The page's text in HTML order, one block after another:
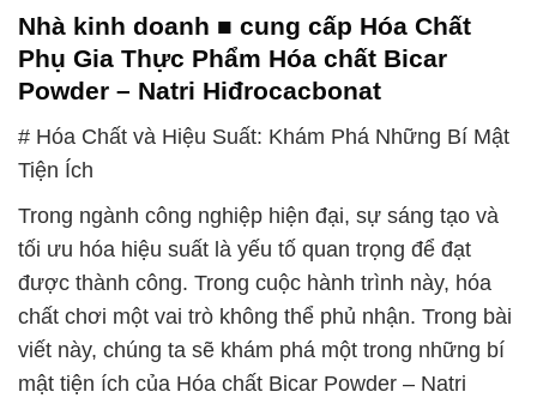
Nhà kinh doanh ■ cung cấp Hóa Chất
Phụ Gia Thực Phẩm Hóa chất Bicar
Powder – Natri Hiđrocacbonat
# Hóa Chất và Hiệu Suất: Khám Phá Những Bí Mật
Tiện Ích
Trong ngành công nghiệp hiện đại, sự sáng tạo và
tối ưu hóa hiệu suất là yếu tố quan trọng để đạt
được thành công. Trong cuộc hành trình này, hóa
chất chơi một vai trò không thể phủ nhận. Trong bài
viết này, chúng ta sẽ khám phá một trong những bí
mật tiện ích của Hóa chất Bicar Powder – Natri